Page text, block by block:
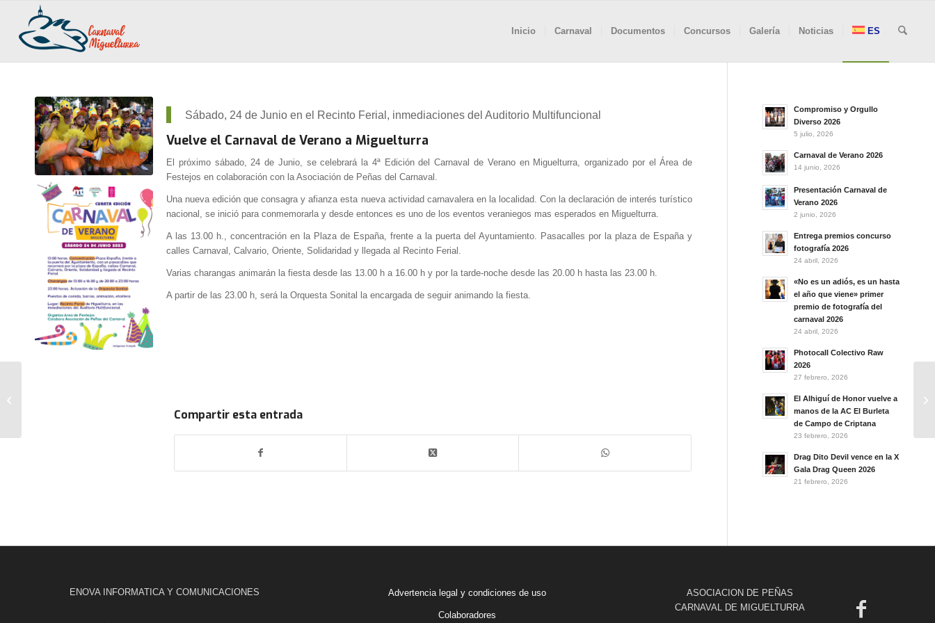
Inicio Carnaval Documentos Concursos Galería Noticias ES
Sábado, 24 de Junio en el Recinto Ferial, inmediaciones del Auditorio Multifuncional
Vuelve el Carnaval de Verano a Miguelturra
El próximo sábado, 24 de Junio, se celebrará la 4ª Edición del Carnaval de Verano en Miguelturra, organizado por el Área de
Festejos en colaboración con la Asociación de Peñas del Carnaval.
Una nueva edición que consagra y afianza esta nueva actividad carnavalera en la localidad. Con la declaración de interés turístico
nacional, se inició para conmemorarla y desde entonces es uno de los eventos veraniegos mas esperados en Miguelturra.
A las 13.00 h., concentración en la Plaza de España, frente a la puerta del Ayuntamiento. Pasacalles por la plaza de España y
calles Carnaval, Calvario, Oriente, Solidaridad y llegada al Recinto Ferial.
Varias charangas animarán la fiesta desde las 13.00 h a 16.00 h y por la tarde-noche desde las 20.00 h hasta las 23.00 h.
A partir de las 23.00 h, será la Orquesta Sonital la encargada de seguir animando la fiesta.
Compartir esta entrada
Compromiso y Orgullo
Diverso 2026
5 julio, 2026
Carnaval de Verano 2026
14 junio, 2026
Presentación Carnaval de
Verano 2026
2 junio, 2026
Entrega premios concurso
fotografía 2026
24 abril, 2026
«No es un adiós, es un hasta
el año que viene» primer
premio de fotografía del
carnaval 2026
24 abril, 2026
Photocall Colectivo Raw
2026
27 febrero, 2026
El Alhiguí de Honor vuelve a
manos de la AC El Burleta
de Campo de Criptana
23 febrero, 2026
Drag Dito Devil vence en la X
Gala Drag Queen 2026
21 febrero, 2026
ENOVA INFORMATICA Y COMUNICACIONES Advertencia legal y condiciones de uso
Colaboradores
ASOCIACION DE PEÑAS
CARNAVAL DE MIGUELTURRA